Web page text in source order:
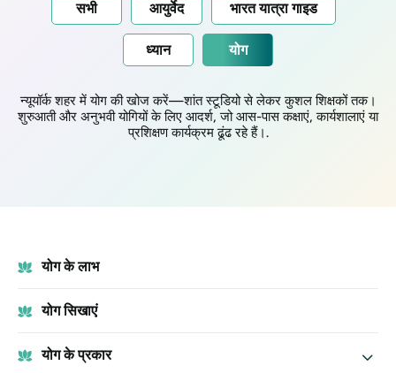
सभी आयुर्वेद भारत यात्रा गाइड
ध्यान योग
न्यूयॉर्क शहर में योग की खोज करें—शांत स्टूडियो से लेकर कुशल शिक्षकों तक।
शुरुआती और अनुभवी योगियों के लिए आदर्श, जो आस-पास कक्षाएं, कार्यशालाएं या
प्रशिक्षण कार्यक्रम ढूंढ रहे हैं।.
योग के लाभ
योग सिखाएं
योग के प्रकार